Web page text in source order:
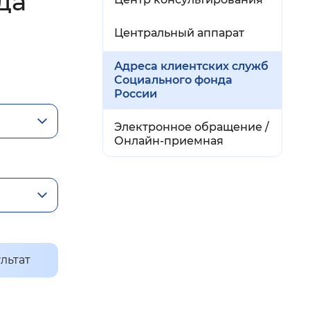
Центральный аппарат
Адреса клиентских служб
Социального фонда
России
Электронное обращение /
Онлайн-приемная